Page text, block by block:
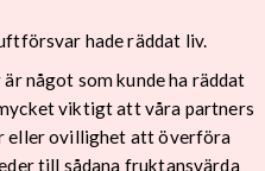
hade räddat liv.
något som kunde ha räddat
viktigt att våra partners
eller ovillighet att överföra
till sådana fruktansvärda